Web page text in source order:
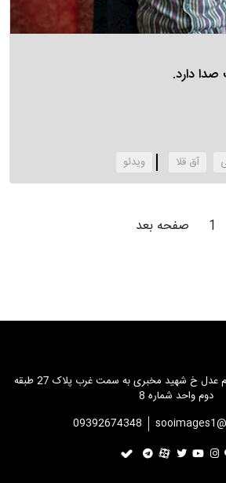
دارد.
آق قلا ‌ویدئو
1 صفحه بعد
پونک بلوار اشرفی اصفهانی م عدل خ شهید مخبری به سمت غرب پلاک 27 طبقه
دوم واحد شماره 8
09392674348